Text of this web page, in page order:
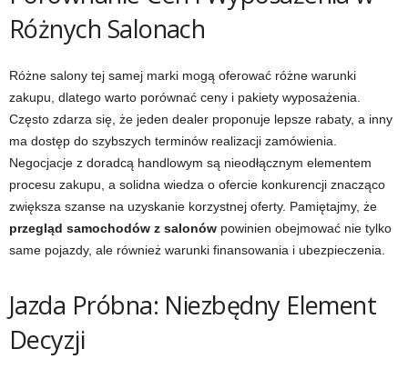
Różnych Salonach
Różne salony tej samej marki mogą oferować różne warunki
zakupu, dlatego warto porównać ceny i pakiety wyposażenia.
Często zdarza się, że jeden dealer proponuje lepsze rabaty, a inny
ma dostęp do szybszych terminów realizacji zamówienia.
Negocjacje z doradcą handlowym są nieodłącznym elementem
procesu zakupu, a solidna wiedza o ofercie konkurencji znacząco
zwiększa szanse na uzyskanie korzystnej oferty. Pamiętajmy, że
przegląd samochodów z salonów powinien obejmować nie tylko
same pojazdy, ale również warunki finansowania i ubezpieczenia.
Jazda Próbna: Niezbędny Element
Decyzji